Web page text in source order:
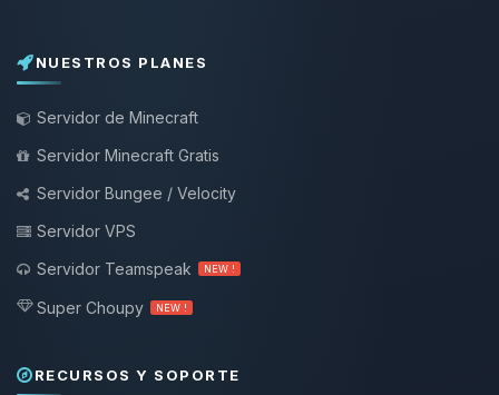
NUESTROS PLANES
Servidor de Minecraft
Servidor Minecraft Gratis
Servidor Bungee / Velocity
Servidor VPS
Servidor Teamspeak
NEW !
Super Choupy NEW !
RECURSOS Y SOPORTE